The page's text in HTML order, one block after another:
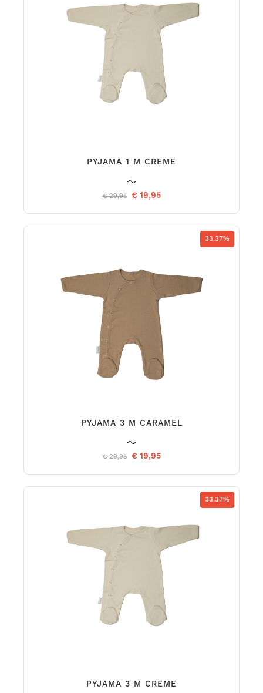
PYJAMA 1 M CREME
€ 29,95 € 19,95
33.37%
PYJAMA 3 M CARAMEL
€ 29,95 € 19,95
33.37%
PYJAMA 3 M CREME